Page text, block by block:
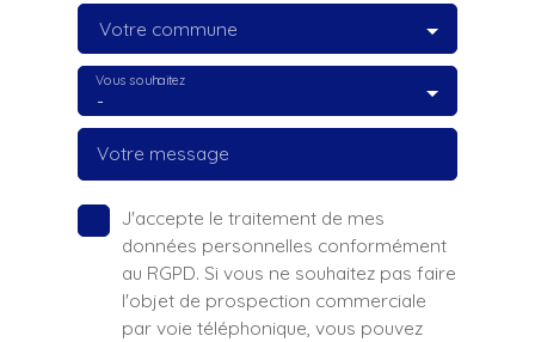
Votre commune
-
Vous souhaitez
Votre message
J'accepte le traitement de mes
données personnelles conformément
au RGPD. Si vous ne souhaitez pas faire
l'objet de prospection commerciale
par voie téléphonique, vous pouvez